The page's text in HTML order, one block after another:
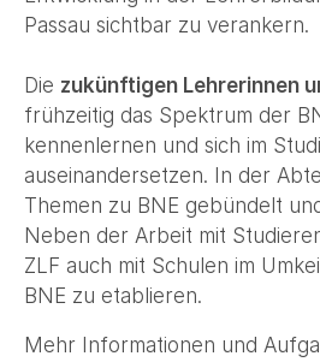
Passau sichtbar zu verankern.
Die zukünftigen Lehrerinnen
frühzeitig das Spektrum der
kennenlernen und sich im
auseinandersetzen. In der
Themen zu BNE gebündelt
Neben der Arbeit mit
ZLF auch mit Schulen im
BNE zu etablieren.
Mehr Informationen und